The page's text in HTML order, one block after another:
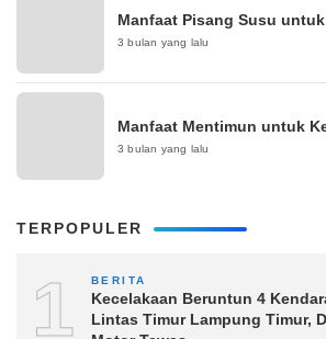
Manfaat Pisang Susu
3 bulan yang lalu
Manfaat Mentimun untuk
3 bulan yang lalu
TERPOPULER
1 BERITA
Kecelakaan Beruntun 4
Lintas Timur Lampung Timur,